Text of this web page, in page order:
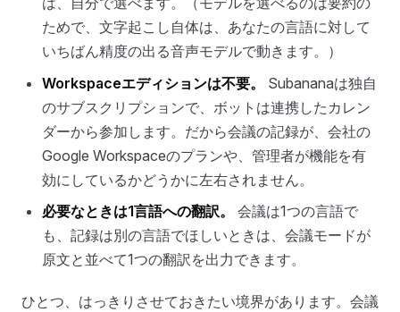
ためで、文字起こし自体は、あなたの言語に対して
いちばん精度の出る音声モデルで動きます。）
Workspaceエディションは不要。
Subananaは独自
のサブスクリプションで、ボットは連携したカレン
ダーから参加します。だから会議の記録が、会社の
Google Workspaceのプランや、管理者が機能を有
効にしているかどうかに左右されません。
必要なときは1言語への翻訳。
会議は1つの言語で
も、記録は別の言語でほしいときは、会議モードが
原文と並べて1つの翻訳を出力できます。
ひとつ、はっきりさせておきたい境界があります。会議